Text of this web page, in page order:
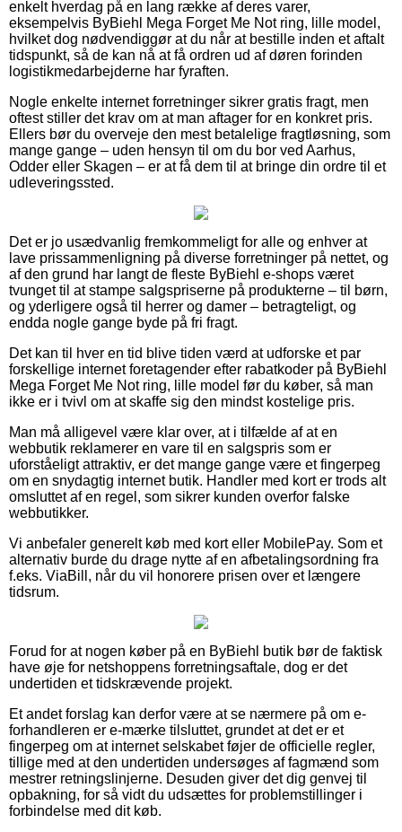
enkelt hverdag på en lang række af deres varer,
eksempelvis ByBiehl Mega Forget Me Not ring, lille model,
hvilket dog nødvendiggør at du når at bestille inden et aftalt
tidspunkt, så de kan nå at få ordren ud af døren forinden
logistikmedarbejderne har fyraften.
Nogle enkelte internet forretninger sikrer gratis fragt, men
oftest stiller det krav om at man aftager for en konkret pris.
Ellers bør du overveje den mest betalelige fragtløsning, som
mange gange – uden hensyn til om du bor ved Aarhus,
Odder eller Skagen – er at få dem til at bringe din ordre til et
udleveringssted.
Det er jo usædvanlig fremkommeligt for alle og enhver at
lave prissammenligning på diverse forretninger på nettet, og
af den grund har langt de fleste ByBiehl e-shops været
tvunget til at stampe salgspriserne på produkterne – til børn,
og yderligere også til herrer og damer – betragteligt, og
endda nogle gange byde på fri fragt.
Det kan til hver en tid blive tiden værd at udforske et par
forskellige internet foretagender efter rabatkoder på ByBiehl
Mega Forget Me Not ring, lille model før du køber, så man
ikke er i tvivl om at skaffe sig den mindst kostelige pris.
Man må alligevel være klar over, at i tilfælde af at en
webbutik reklamerer en vare til en salgspris som er
uforståeligt attraktiv, er det mange gange være et fingerpeg
om en snydagtig internet butik. Handler med kort er trods alt
omsluttet af en regel, som sikrer kunden overfor falske
webbutikker.
Vi anbefaler generelt køb med kort eller MobilePay. Som et
alternativ burde du drage nytte af en afbetalingsordning fra
f.eks. ViaBill, når du vil honorere prisen over et længere
tidsrum.
Forud for at nogen køber på en ByBiehl butik bør de faktisk
have øje for netshoppens forretningsaftale, dog er det
undertiden et tidskrævende projekt.
Et andet forslag kan derfor være at se nærmere på om e-
forhandleren er e-mærke tilsluttet, grundet at det er et
fingerpeg om at internet selskabet føjer de officielle regler,
tillige med at den undertiden undersøges af fagmænd som
mestrer retningslinjerne. Desuden giver det dig genvej til
opbakning, for så vidt du udsættes for problemstillinger i
forbindelse med dit køb.